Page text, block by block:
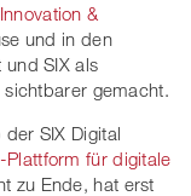
Innovation &
und in den
SIX als
gemacht.
SIX Digital
für digitale
zu Ende, hat erst